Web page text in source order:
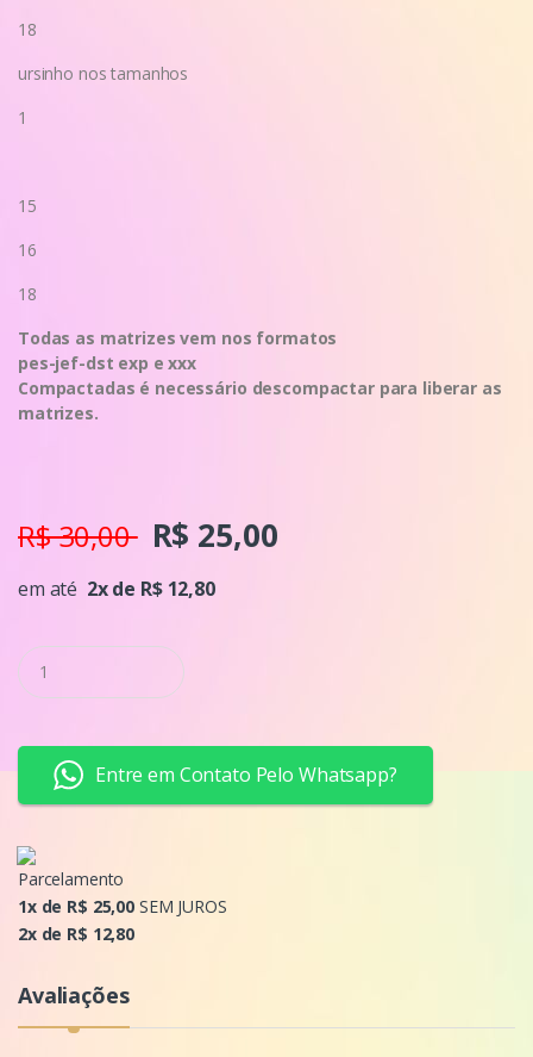
18
ursinho nos tamanhos
1
15
16
18
Todas as matrizes vem nos formatos
pes-jef-dst exp e xxx
Compactadas é necessário descompactar para liberar as
matrizes.
R$ 30,00 R$ 25,00
em até 2x de R$ 12,80
Q
u
t
a
e
Entre em Contato Pelo Whatsapp?
Parcelamento
1x de R$ 25,00 SEM JUROS
2x de R$ 12,80
Avaliações